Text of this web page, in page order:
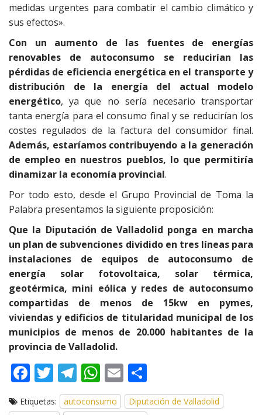
medidas urgentes para combatir el cambio climático y
sus efectos».
Con un aumento de las fuentes de energías
renovables de autoconsumo se reducirían las
pérdidas de eficiencia energética en el transporte y
distribución de la energía del actual modelo
energético, ya que no sería necesario transportar
tanta energía para el consumo final y se reducirían los
costes regulados de la factura del consumidor final.
Además, estaríamos contribuyendo a la generación
de empleo en nuestros pueblos, lo que permitiría
dinamizar la economía provincial.
Por todo esto, desde el Grupo Provincial de Toma la
Palabra presentamos la siguiente proposición:
Que la Diputación de Valladolid ponga en marcha
un plan de subvenciones dividido en tres líneas para
instalaciones de equipos de autoconsumo de
energía solar fotovoltaica, solar térmica,
geotérmica, mini eólica y redes de autoconsumo
compartidas de menos de 15kw en pymes,
viviendas y edificios de titularidad municipal de los
municipios de menos de 20.000 habitantes de la
provincia de Valladolid.
F T
w
T
el
W
h
E
m o
Etiquetas: autoconsumo
Diputación de Valladolid